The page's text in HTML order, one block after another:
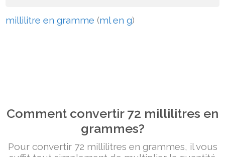
millilitre en gramme (ml en g)
Comment convertir 72 millilitres en
grammes?
Pour convertir 72 millilitres en grammes, il vous